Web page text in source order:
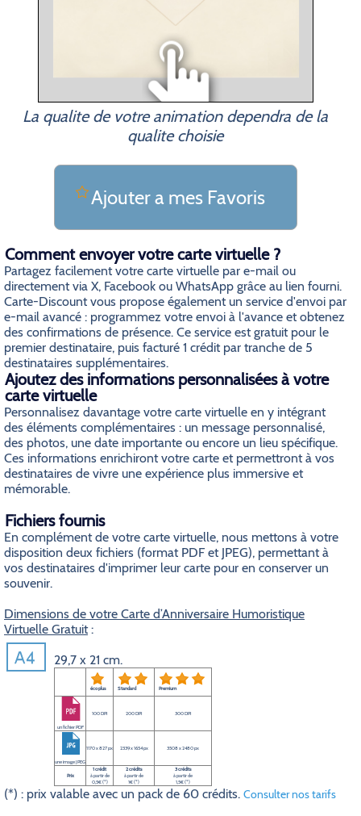
La qualite de votre animation dependra de la
qualite choisie
Ajouter a mes Favoris
Comment envoyer votre carte virtuelle ?
Partagez facilement votre carte virtuelle par e-mail ou
directement via X, Facebook ou WhatsApp grâce au lien fourni.
Carte-Discount vous propose également un service d'envoi par
e-mail avancé : programmez votre envoi à l'avance et obtenez
des confirmations de présence. Ce service est gratuit pour le
premier destinataire, puis facturé 1 crédit par tranche de 5
destinataires supplémentaires.
Ajoutez des informations personnalisées à votre
carte virtuelle
Personnalisez davantage votre carte virtuelle en y intégrant
des éléments complémentaires : un message personnalisé,
des photos, une date importante ou encore un lieu spécifique.
Ces informations enrichiront votre carte et permettront à vos
destinataires de vivre une expérience plus immersive et
mémorable.
Fichiers fournis
En complément de votre carte virtuelle, nous mettons à votre
disposition deux fichiers (format PDF et JPEG), permettant à
vos destinataires d'imprimer leur carte pour en conserver un
souvenir.
Dimensions de votre Carte d’Anniversaire Humoristique
Virtuelle Gratuit:
29,7 x 21 cm.
éco plus Standard Premium
un fichier PDF
100 DPI 200 DPI 300 DPI
une image JPEG
1170 x 827 px 2339 x 1654 px 3508 x 2480 px
Prix
1 crédit
à partir de
0,5€ (*)
2 crédits
à partir de
1€ (*)
3 crédits
à partir de
1,5€ (*)
(*) : prix valable avec un pack de 60 crédits. Consulter nos tarifs